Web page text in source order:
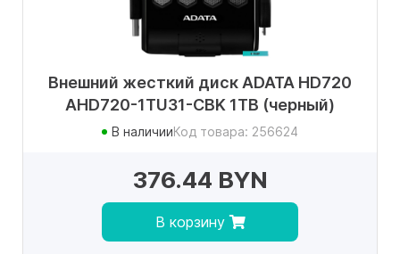
Внешний жесткий диск ADATA HD720
AHD720-1TU31-CBK 1TB (черный)
В наличииКод товара: 256624
376.44 BYN
В корзину